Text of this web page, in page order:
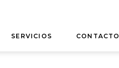
SERVICIOS CONTACTO